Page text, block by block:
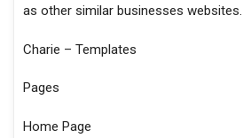
as other similar businesses websites.
Charie – Templates
Pages
Home Page